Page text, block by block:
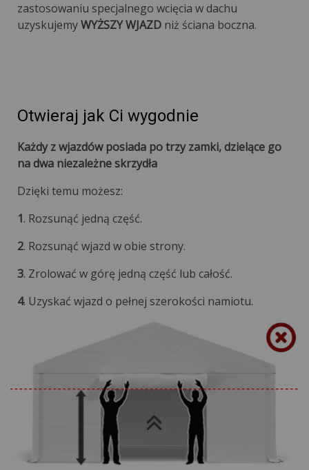
zastosowaniu specjalnego wcięcia w dachu
uzyskujemyWYŻSZY WJAZD niż ściana boczna.
Otwieraj jak Ci wygodnie
Każdy z wjazdów posiada po trzy zamki, dzielące go
na dwa niezależne skrzydła
Dzięki temu możesz:
1. Rozsunąć jedną część.
2. Rozsunąć wjazd w obie strony.
3. Zrolować w górę jedną część lub całość.
4. Uzyskać wjazd o pełnej szerokości namiotu.